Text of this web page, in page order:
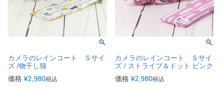
カメラのレインコート Ｓサイ
ズ /物干し猫
価格 ¥2,980税込
カメラのレインコート Ｓサイ
ズ / ストライプ＆ドット ピンク
価格 ¥2,980税込